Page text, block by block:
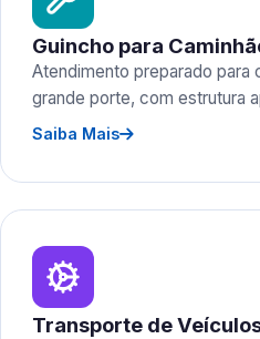
Guincho para
Atendimento preparado para
grande porte, com estrutura
Saiba Mais
Transporte de